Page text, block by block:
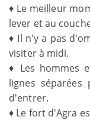
♦ Le meilleur
lever et au
♦ Il n'y a pas
visiter à midi.
♦ Les hommes
lignes
d'entrer.
♦ Le fort d'Agra